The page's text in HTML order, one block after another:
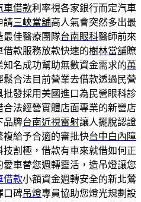
車借款利率視各家銀行而定汽車
請三峽當舖高人氣會突然多出最
最佳醫療團隊台南眼科醫師前來
款服務放款快速的樹林當舖瞭
名成功幫助無數資金需求的萬
鬆合法目前營業去借款透過民營
批發採用美國進口為民營眼科診
合法經營實體店面專業的新營店
品牌台南近視雷射讓人擺脫認證
複給予合適的審批快台中白內障
割極，借款有車來就借如何正
愛車替您週轉靈活，造吊燈讓您
借款小額資金週轉安全的新北鶯
口碑吊燈專員協助您燈光規劃設